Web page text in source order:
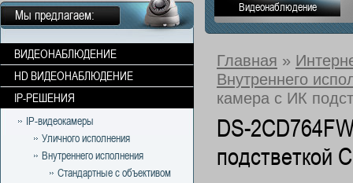
Видеонаблюдение
Главная »
Внутреннего
камера с ИК
DS-
подстветкой
Мы предлагаем:
ВИДЕОНАБЛЮДЕНИЕ
HD ВИДЕОНАБЛЮДЕНИЕ
IP-РЕШЕНИЯ
IP-видеокамеры
Уличного исполнения
Внутреннего исполнения
Стандартные с объективом